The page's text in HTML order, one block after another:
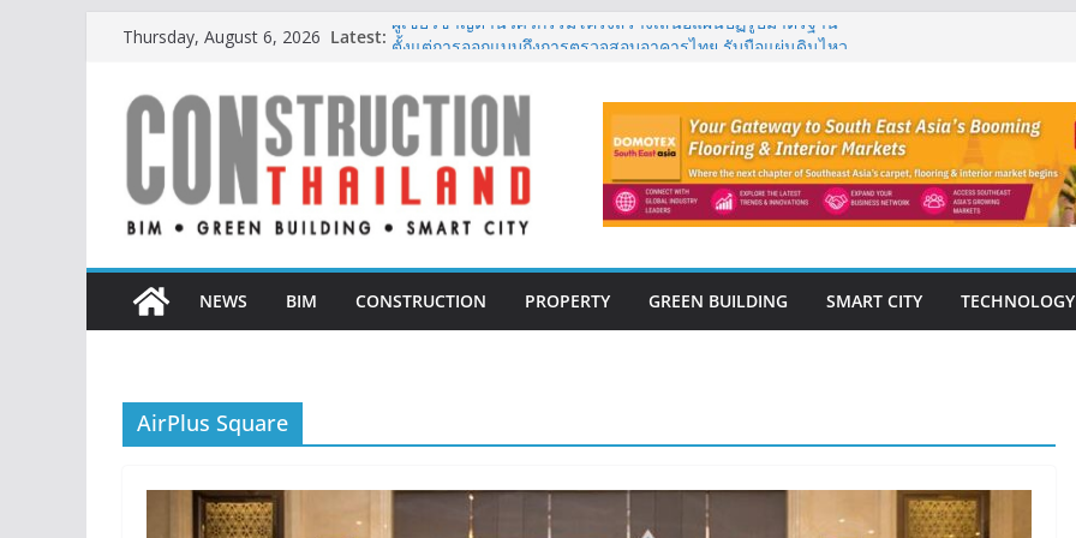
content
Thursday, August 6, 2026 Latest: ผู้เชี่ยวชาญด้านวิศวกรรมโครงสร้างเสนอแผนปฏิรูปมาตรฐาน
สะดวกยิ่งขึ้น ภายใต้แนวคิด “More of What You Love”
BCT Expo 2026 ชูแนวคิด “Empowering Net Zero in
Construction & Mining” ขับเคลื่อนอุตสาหกรรมก่อสร้างและ
เหมืองแร่สู่สังคมคาร์บอนต่ำอย่างยั่งยืน
ลลิล พร็อพเพอร์ตี้ ก้าวสู่ปีที่ 40 ยึดลูกค้าเป็นศูนย์กลาง เดินหน้า
สร้างการเติบโตอย่างยั่งยืน
แห่งแรกในกระบี่
NEWS
BIM CONSTRUCTION PROPERTY GREEN BUILDING SMART CITY TECHNOLOGY
AirPlus Square
CONSTRUCTION
THAILAND : VOL.33
(May-Jun 2026)